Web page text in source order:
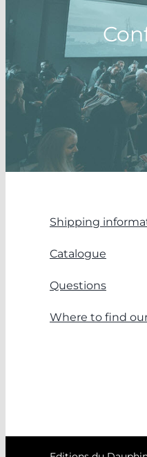
Shipping
Catalogue
Questions
Where to find